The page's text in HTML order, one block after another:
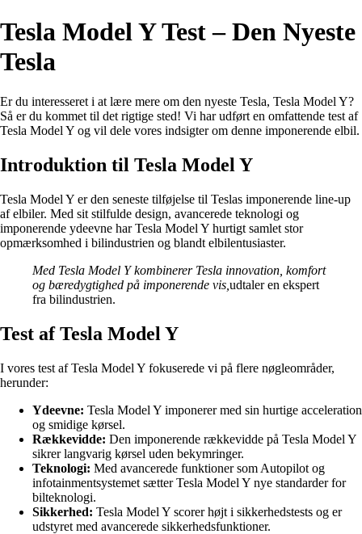
Tesla Model Y Test – Den Nyeste
Tesla
Er du interesseret i at lære mere om den nyeste Tesla, Tesla Model Y?
Så er du kommet til det rigtige sted! Vi har udført en omfattende test af
Tesla Model Y og vil dele vores indsigter om denne imponerende elbil.
Introduktion til Tesla Model Y
Tesla Model Y er den seneste tilføjelse til Teslas imponerende line-up
af elbiler. Med sit stilfulde design, avancerede teknologi og
imponerende ydeevne har Tesla Model Y hurtigt samlet stor
opmærksomhed i bilindustrien og blandt elbilentusiaster.
Med Tesla Model Y kombinerer Tesla innovation, komfort
og bæredygtighed på imponerende vis, udtaler en ekspert
fra bilindustrien.
Test af Tesla Model Y
I vores test af Tesla Model Y fokuserede vi på flere nøgleområder,
herunder:
Ydeevne: Tesla Model Y imponerer med sin hurtige acceleration
og smidige kørsel.
Rækkevidde: Den imponerende rækkevidde på Tesla Model Y
sikrer langvarig kørsel uden bekymringer.
Teknologi: Med avancerede funktioner som Autopilot og
infotainmentsystemet sætter Tesla Model Y nye standarder for
bilteknologi.
Sikkerhed: Tesla Model Y scorer højt i sikkerhedstests og er
udstyret med avancerede sikkerhedsfunktioner.